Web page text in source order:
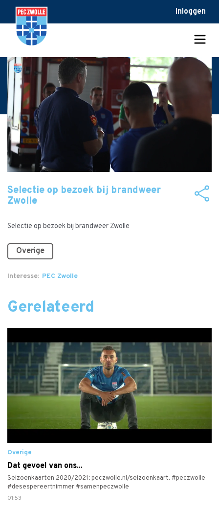
Inloggen
Selectie op bezoek bij brandweer
Zwolle
Selectie op bezoek bij brandweer Zwolle
Overige
Interesse PEC Zwolle
Gerelateerd
Overige
Dat gevoel van ons...
Seizoenkaarten 2020/2021: peczwolle.nl/seizoenkaart. #peczwolle
#desespereertnimmer #samenpeczwolle
01:53